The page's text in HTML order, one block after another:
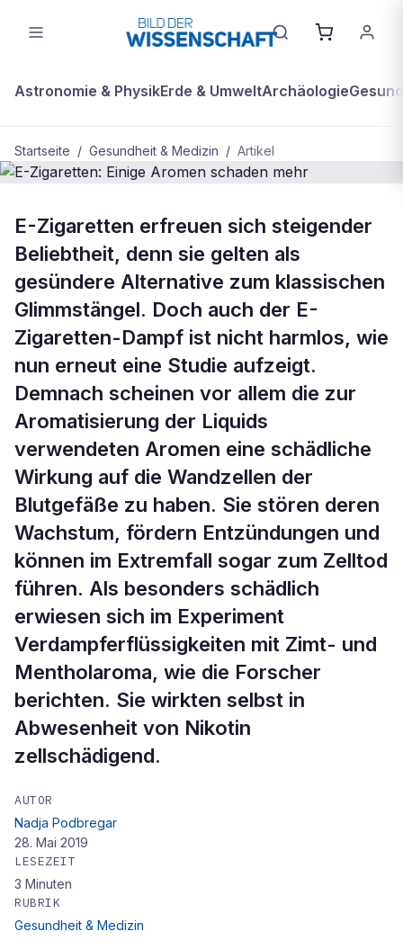
Astronomie & PhysikErde & UmweltArchäologie
Startseite / Gesundheit & Medizin / Artikel
E-Zigaretten: Einige Aromen schaden
mehr
E-Zigaretten erfreuen sich steigender
Beliebtheit, denn sie gelten als
gesündere Alternative zum klassischen
Glimmstängel. Doch auch der E-
Zigaretten-Dampf ist nicht harmlos, wie
nun erneut eine Studie aufzeigt.
Demnach scheinen vor allem die zur
Aromatisierung der Liquids
verwendeten Aromen eine schädliche
Wirkung auf die Wandzellen der
Blutgefäße zu haben. Sie stören deren
Wachstum, fördern Entzündungen und
können im Extremfall sogar zum Zelltod
führen. Als besonders schädlich
erwiesen sich im Experiment
Verdampferflüssigkeiten mit Zimt- und
Mentholaroma, wie die Forscher
berichten. Sie wirkten selbst in
Abwesenheit von Nikotin
zellschädigend.
AUTOR
Nadja Podbregar
28. Mai 2019
LESEZEIT
3 Minuten
RUBRIK
Gesundheit & Medizin